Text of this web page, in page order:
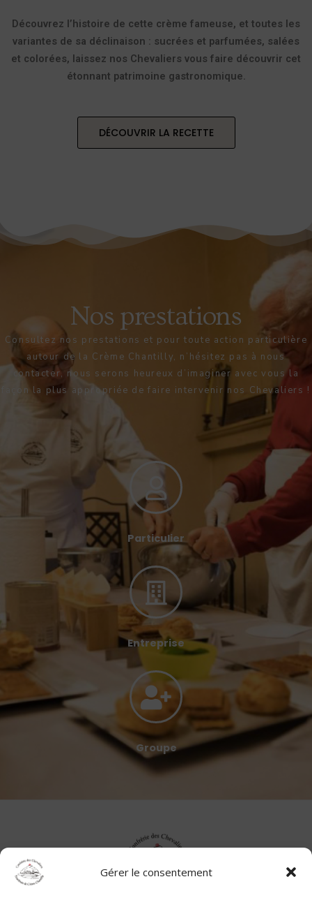
Gérer le consentement
Découvrez l’histoire de cette crème fameuse, et toutes les
variantes de sa déclinaison : sucrées et parfumées, salées
et colorées, laissez nos Chevaliers vous faire découvrir cet
étonnant patrimoine gastronomique.
DÉCOUVRIR LA RECETTE
Nos prestations
Consultez nos prestations et pour toute action particulière
autour de la Crème Chantilly, n’hésitez pas à nous
contacter, nous serons heureux d’imaginer avec vous la
façon la plus appropriée de faire intervenir nos Chevaliers !
Particulier
Entreprise
Groupe